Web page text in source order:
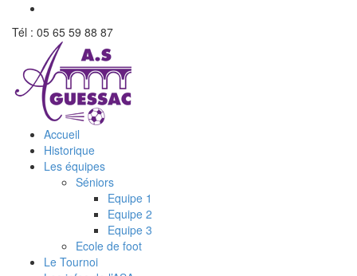
Tél : 05 65 59 88 87
Accueil
Historique
Les équipes
Séniors
Equipe 1
Equipe 2
Equipe 3
Ecole de foot
Le Tournoi